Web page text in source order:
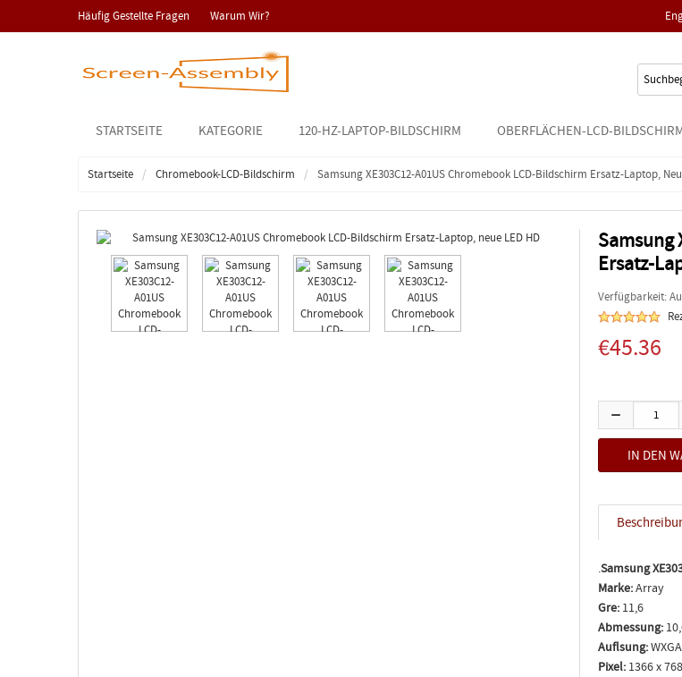
Häufig Gestellte Fragen Warum Wir?
STARTSEITE KATEGORIE 120-HZ-LAPTOP-BILDSCHIRM OBERFLÄCHEN-LCD-
Startseite Chromebook-LCD-Bildschirm Samsung XE303C12-A01US Chromebook LCD-Bildschirm Ersatz-Laptop,
Samsung
Ersatz-
Verfügbarkeit:
€45.36
.Samsung
Marke:Array
Gre: 11,6
Abmessung:
Auflsung:
Pixel: 1366 x 768